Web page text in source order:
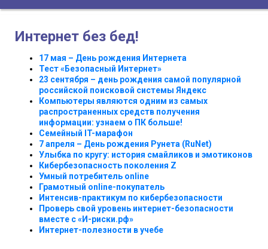
Интернет без бед!
17 мая – День рождения Интернета
Тест «Безопасный Интернет»
23 сентября – день рождения самой популярной
российской поисковой системы Яндекс
Компьютеры являются одним из самых
распространенных средств получения
информации: узнаем о ПК больше!
Семейный IT-марафон
7 апреля – День рождения Рунета (RuNet)
Улыбка по кругу: история смайликов и эмотиконов
Кибербезопасность поколения Z
Умный потребитель online
Грамотный online-покупатель
Интенсив-практикум по кибербезопасности
Проверь свой уровень интернет-безопасности
вместе с «И-риски.рф»
Интернет-полезности в учебе